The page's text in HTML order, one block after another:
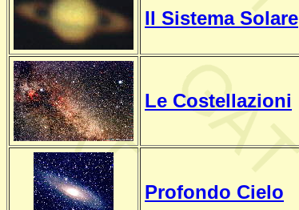
Il Sistema Solare
Le Costellazioni
Profondo Cielo